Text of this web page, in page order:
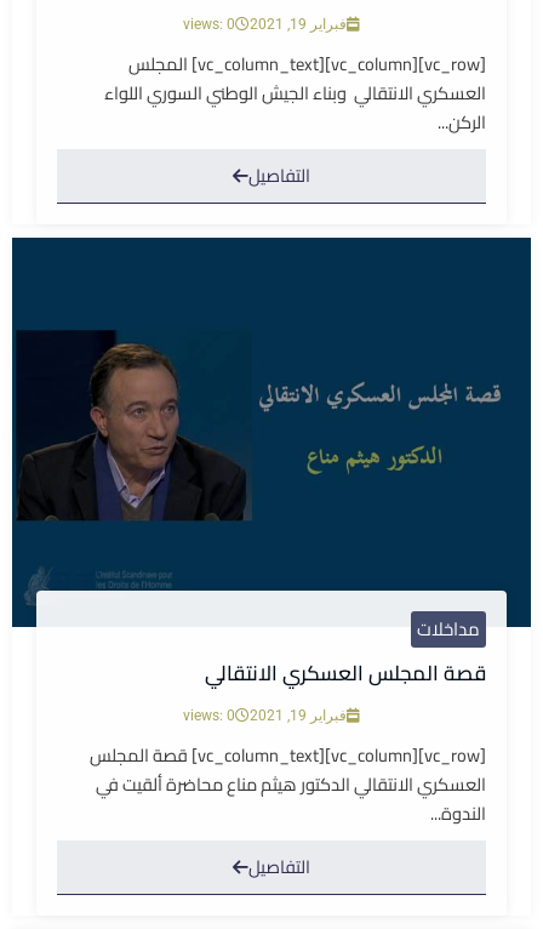
فبراير 19, 2021 views: 0
[vc_row][vc_column][vc_column_text] المجلس
العسكري الانتقالي وبناء الجيش الوطني السوري اللواء
الركن...
التفاصيل
مداخلات
قصة المجلس العسكري الانتقالي
فبراير 19, 2021 views: 0
[vc_row][vc_column][vc_column_text] قصة المجلس
العسكري الانتقالي الدكتور هيثم مناع محاضرة ألقيت في
الندوة...
التفاصيل